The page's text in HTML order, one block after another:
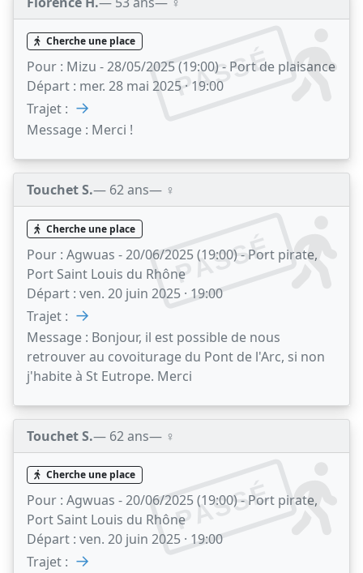
PASSÉ
Cherche une place
Pour : Mizu - 28/05/2025 (19:00) - Port de plaisance
Départ : mer. 28 mai 2025 · 19:00
Trajet : →
Message : Merci !
Touchet S.— 62 ans— ♀️
PASSÉ
Cherche une place
Pour : Agwuas - 20/06/2025 (19:00) - Port pirate,
Port Saint Louis du Rhône
Départ : ven. 20 juin 2025 · 19:00
Trajet : →
Message : Bonjour, il est possible de nous
retrouver au covoiturage du Pont de l'Arc, si non
j'habite à St Eutrope. Merci
Touchet S.— 62 ans— ♀️
PASSÉ
Cherche une place
Pour : Agwuas - 20/06/2025 (19:00) - Port pirate,
Port Saint Louis du Rhône
Départ : ven. 20 juin 2025 · 19:00
Trajet : →